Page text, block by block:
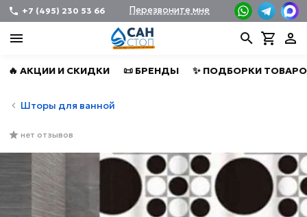
+7 (495) 230 53 66 Перезвоните мне
🔥 АКЦИИ И СКИДКИ 📜 БРЕНДЫ ✨ ПОДБОРКИ
Шторы для ванной
нет отзывов